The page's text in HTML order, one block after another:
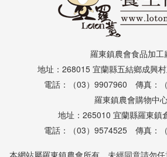
羅東鎮農會食品加工
地址：268015 宜蘭縣五結鄉成興
電話：（03）9907960 傳真：
羅東鎮農會購物中
地址：265010 宜蘭縣羅東鎮
電話：（03）9574525 傳真：
本網站屬羅東鎮農會所有．未經同意請勿